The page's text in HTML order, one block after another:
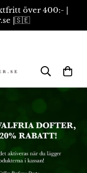
över 400:- |
|🇸🇪